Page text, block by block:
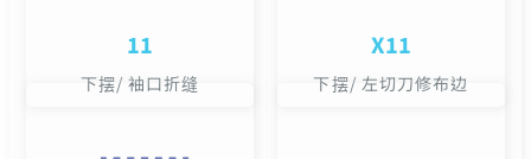
11
下摆/ 袖口折缝
X11
下摆/ 左切刀修布边